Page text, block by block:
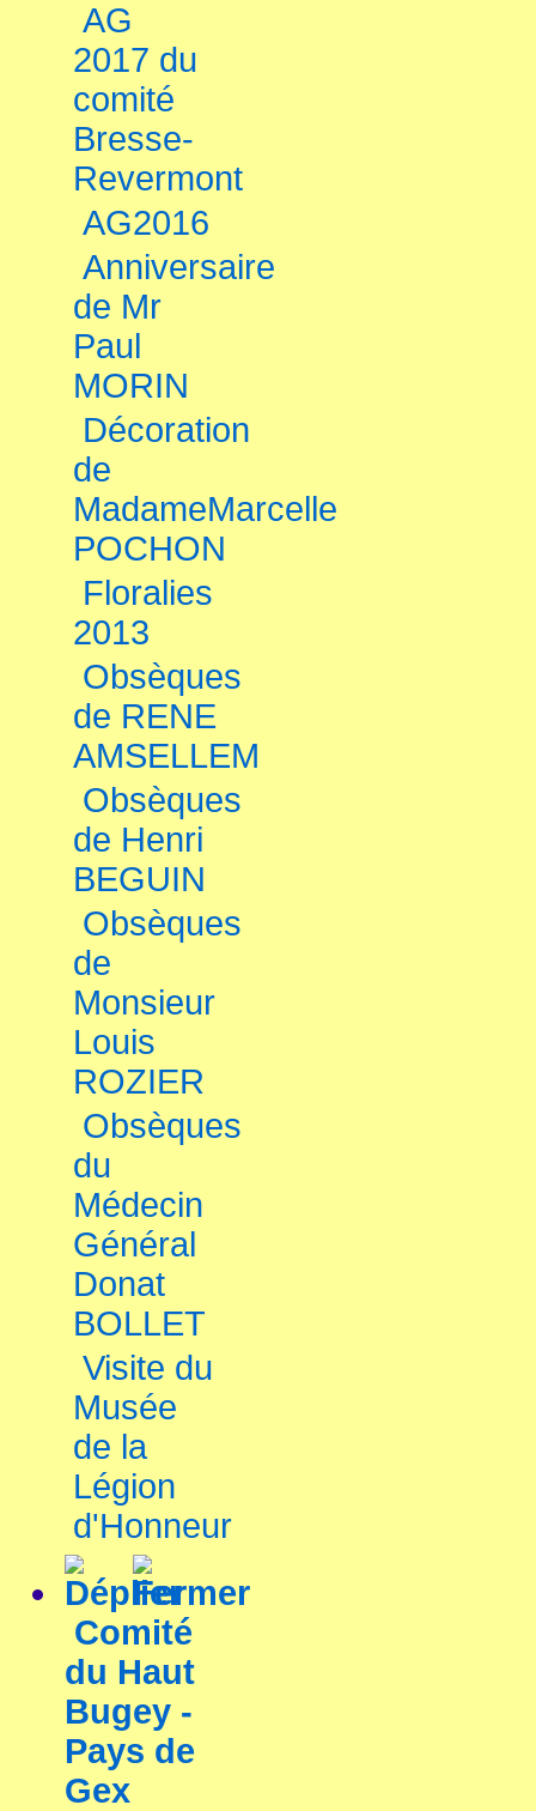
AG
2017 du
comité
Bresse-
Revermont
AG2016
Anniversaire
de Mr
Paul
MORIN
Décoration
de
MadameMarcelle
POCHON
Floralies
2013
Obsèques
de RENE
AMSELLEM
Obsèques
de Henri
BEGUIN
Obsèques
de
Monsieur
Louis
ROZIER
Obsèques
du
Médecin
Général
Donat
BOLLET
Visite du
Musée
de la
Légion
d'Honneur
Comité
du Haut
Bugey -
Pays de
Gex